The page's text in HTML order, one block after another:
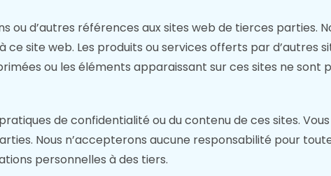
ou d’autres références aux sites web de tierces parties.
site web. Les produits ou services offerts par d’autres
ou les éléments apparaissant sur ces sites ne
de confidentialité ou du contenu de ces sites.
Nous n’accepterons aucune responsabilité pour
personnelles à des tiers.